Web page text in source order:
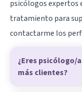
psicólogos expertos
tratamiento para
contactarme los
¿Eres psicólogo/
más clientes?